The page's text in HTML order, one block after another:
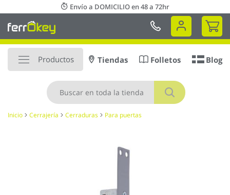
al
contenido
Envío a DOMICILIO en 48 a 72hr
Mi
Productos
Buscar
Tiendas Folletos Blog
Inicio Cerrajería Cerraduras Para puertas